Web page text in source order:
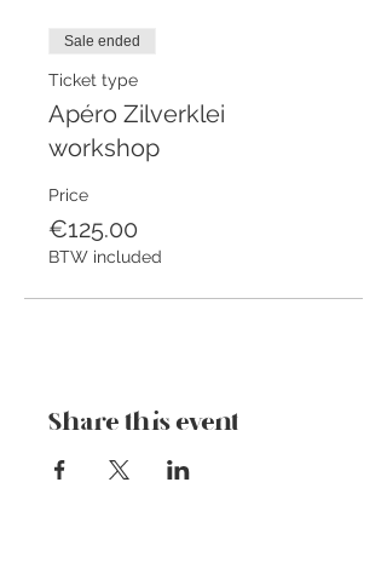
Sale ended
Ticket type
Apéro Zilverklei
workshop
Price
€125.00
BTW included
Share this event